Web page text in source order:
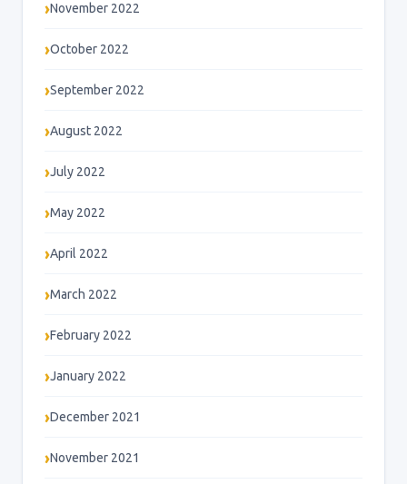
November 2022
October 2022
September 2022
August 2022
July 2022
May 2022
April 2022
March 2022
February 2022
January 2022
December 2021
November 2021